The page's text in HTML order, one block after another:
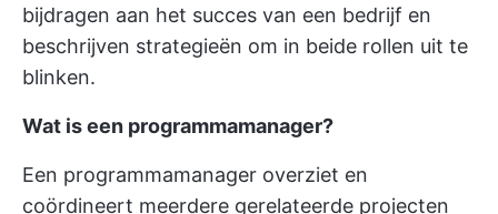
bijdragen aan het succes van een bedrijf en
beschrijven strategieën om in beide rollen uit te
blinken.
Wat is een programmamanager?
Een programmamanager overziet en
coördineert meerdere gerelateerde projecten